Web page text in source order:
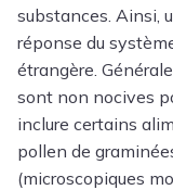
substances. Ainsi,
réponse du
étrangère.
sont non nocives
inclure certains
pollen de
(microscopiques